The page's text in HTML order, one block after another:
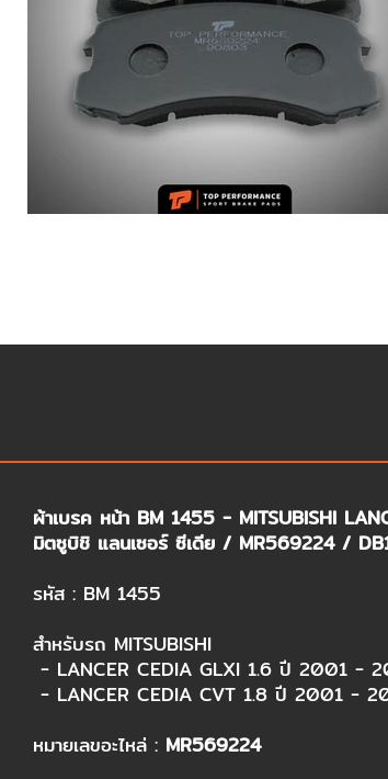
ผ้าเบรค หน้า BM 1455 - MITSUBISHI
มิตซูบิชิ แลนเซอร์ ซีเดีย / MR569224 /
รหัส : BM 1455
สำหรับรถ MITSUBISHI
- LANCER CEDIA GLXI 1.6 ปี 2001 -
- LANCER CEDIA CVT 1.8 ปี 2001 -
หมายเลขอะไหล่ : MR569224